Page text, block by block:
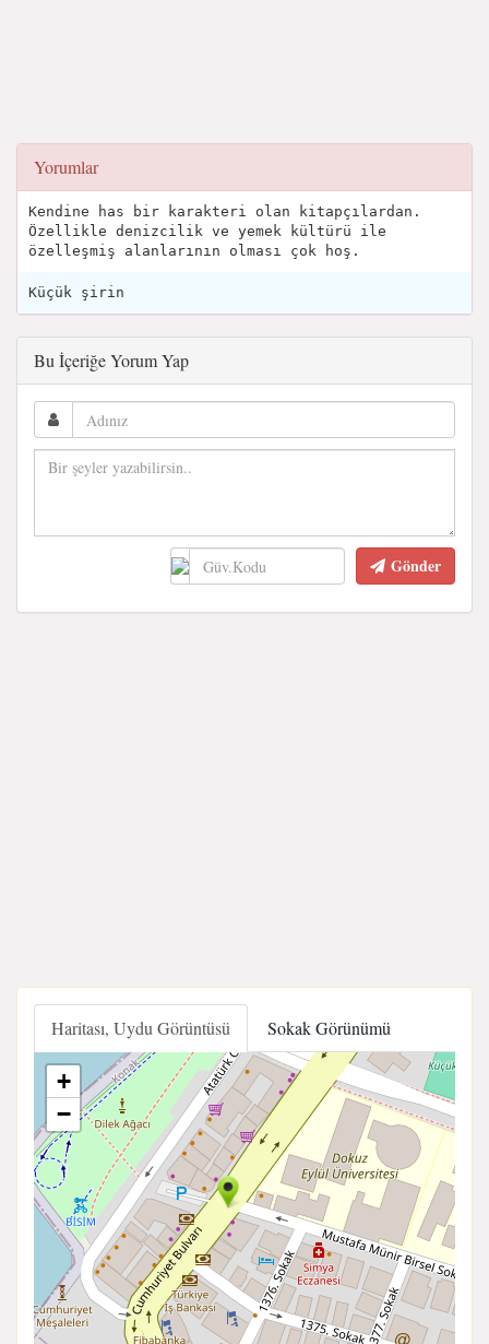
Yorumlar
Kendine has bir karakteri olan kitapçılardan.
Özellikle denizcilik ve yemek kültürü ile
özelleşmiş alanlarının olması çok hoş.
Küçük şirin
Bu İçeriğe Yorum Yap
Gönder
Haritası, Uydu Görüntüsü Sokak Görünümü
+
−